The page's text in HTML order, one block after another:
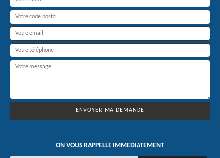
ON VOUS RAPPELLE IMMEDIATEMENT